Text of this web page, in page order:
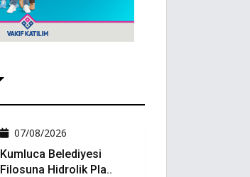
07/08/2026
Kumluca Belediyesi
Filosuna Hidrolik Pla..